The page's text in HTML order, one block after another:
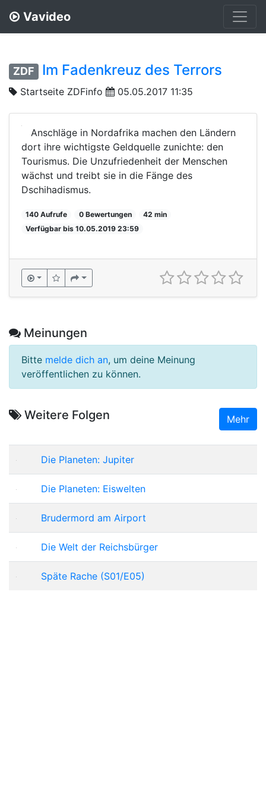
Vavideo
ZDF Im Fadenkreuz des Terrors
Startseite ZDFinfo 05.05.2017 11:35
Anschläge in Nordafrika machen den Ländern
dort ihre wichtigste Geldquelle zunichte: den
Tourismus. Die Unzufriedenheit der Menschen
wächst und treibt sie in die Fänge des
Dschihadismus.
140 Aufrufe 0 Bewertungen
42 min
Verfügbar bis 10.05.2019 23:59
Meinungen
Bitte melde dich an, um deine Meinung
veröffentlichen zu können.
Weitere Folgen Mehr
Die Planeten: Jupiter
Die Planeten: Eiswelten
Brudermord am Airport
Die Welt der Reichsbürger
Späte Rache (S01/E05)